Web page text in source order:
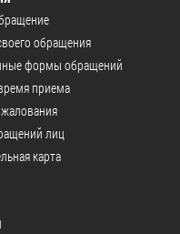
служба
о закупках товаров,
услуг
общественное
обращения
формы обращений
приема
лиц
карта